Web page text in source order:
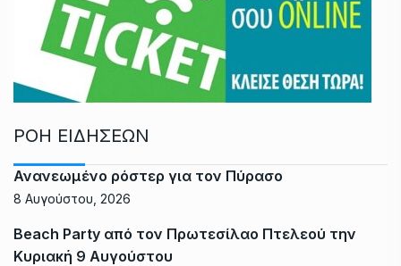
ΡΟΗ ΕΙΔΗΣΕΩΝ
Ανανεωμένο ρόστερ για τον Πύρασο
8 Αυγούστου, 2026
Beach Party από τον Πρωτεσίλαο Πτελεού την
Κυριακή 9 Αυγούστου